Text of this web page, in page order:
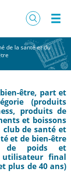
de la santé et du
être, part et
(produits
produits de
et boissons
club de santé et
et de bien-être
de poids et
utilisateur final
plus de 40 ans)